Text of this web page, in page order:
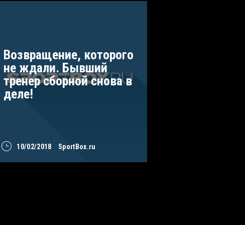
10/02/2018 SportBox.ru
Возвращение, которого
не ждали. Бывший
тренер сборной снова в
деле!